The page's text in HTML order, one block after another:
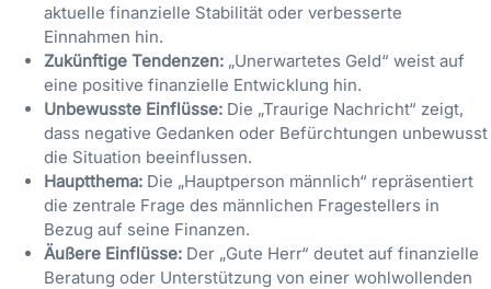
aktuelle finanzielle Stabilität oder verbesserte
Einnahmen hin.
Zukünftige Tendenzen: „Unerwartetes Geld“ weist auf
eine positive finanzielle Entwicklung hin.
Unbewusste Einflüsse: Die „Traurige Nachricht“ zeigt,
dass negative Gedanken oder Befürchtungen unbewusst
die Situation beeinflussen.
Hauptthema: Die „Hauptperson männlich“ repräsentiert
die zentrale Frage des männlichen Fragestellers in
Bezug auf seine Finanzen.
Äußere Einflüsse: Der „Gute Herr“ deutet auf finanzielle
Beratung oder Unterstützung von einer wohlwollenden